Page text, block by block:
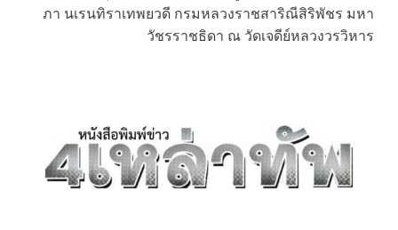
ภา นเรนทิราเทพยวดี กรมหลวงราชสาริณีสิริพัชร มหา
วัชรราชธิดา ณ วัดเจดีย์หลวงวรวิหาร